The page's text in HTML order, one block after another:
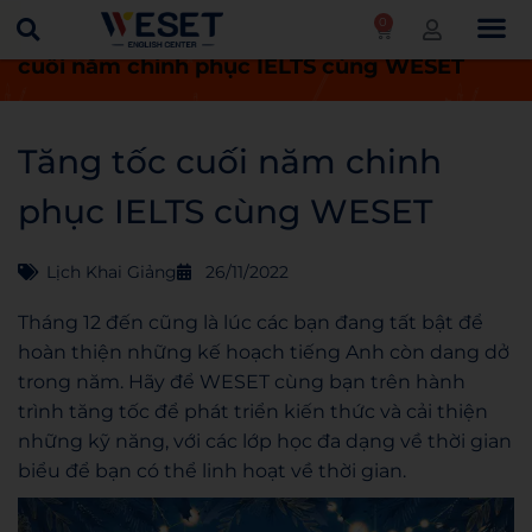
0
Trang chủ Lịch khai giảng
Tăng tốc
cuối năm chinh phục IELTS cùng WESET
Tăng tốc cuối năm chinh
phục IELTS cùng WESET
Lịch Khai Giảng 26/11/2022
Tháng 12 đến cũng là lúc các bạn đang tất bật để
hoàn thiện những kế hoạch tiếng Anh còn dang dở
trong năm. Hãy để WESET cùng bạn trên hành
trình tăng tốc để phát triển kiến thức và cải thiện
những kỹ năng, với các lớp học đa dạng về thời gian
biểu để bạn có thể linh hoạt về thời gian.